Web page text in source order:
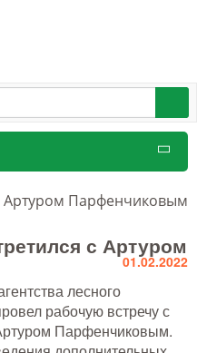
Артуром Парфенчиковым
с Артуром
01.02.2022
лесного
рабочую встречу с
Парфенчиковым.